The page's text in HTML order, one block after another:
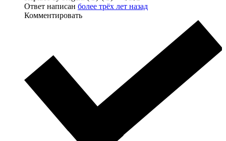
Ответ написан более трёх лет назад
Комментировать